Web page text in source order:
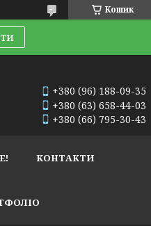
Кошик
+380 (96) 188-09-35
+380 (63) 658-44-03
+380 (66) 795-30-43
КОНТАКТИ